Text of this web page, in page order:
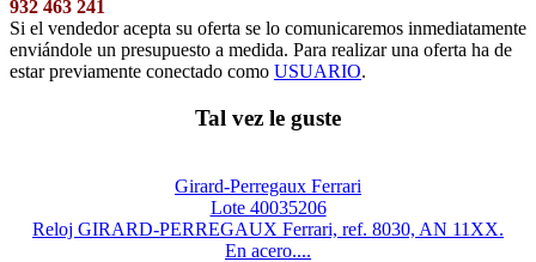
932 463 241
Si el vendedor acepta su oferta se lo comunicaremos inmediatamente
enviándole un presupuesto a medida. Para realizar una oferta ha de
estar previamente conectado como USUARIO.
Tal vez le guste
Girard-Perregaux Ferrari
Lote 40035206
Reloj GIRARD-PERREGAUX Ferrari, ref. 8030, AN 11XX.
En acero....